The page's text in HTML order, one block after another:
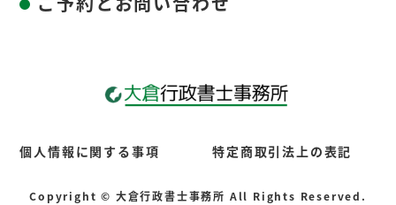
個人情報に関する事項 特定商取引法上の表記
Copyright © 大倉行政書士事務所 All Rights Reserved.